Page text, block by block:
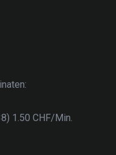
1.50 CHF/Min.